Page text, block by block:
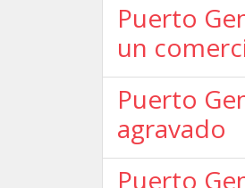
Puerto
un
Puerto
agravado
Puerto